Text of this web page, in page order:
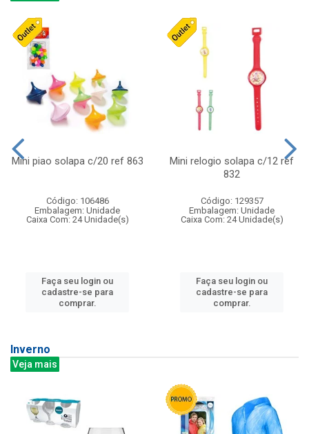
Mini piao solapa c/20 ref 863
Código: 106486
Embalagem: Unidade
Caixa Com: 24 Unidade(s)
Faça seu login ou
cadastre-se para
comprar.
Mini relogio solapa c/12 ref
832
Código: 129357
Embalagem: Unidade
Caixa Com: 24 Unidade(s)
Faça seu login ou
cadastre-se para
comprar.
Inverno
Veja mais